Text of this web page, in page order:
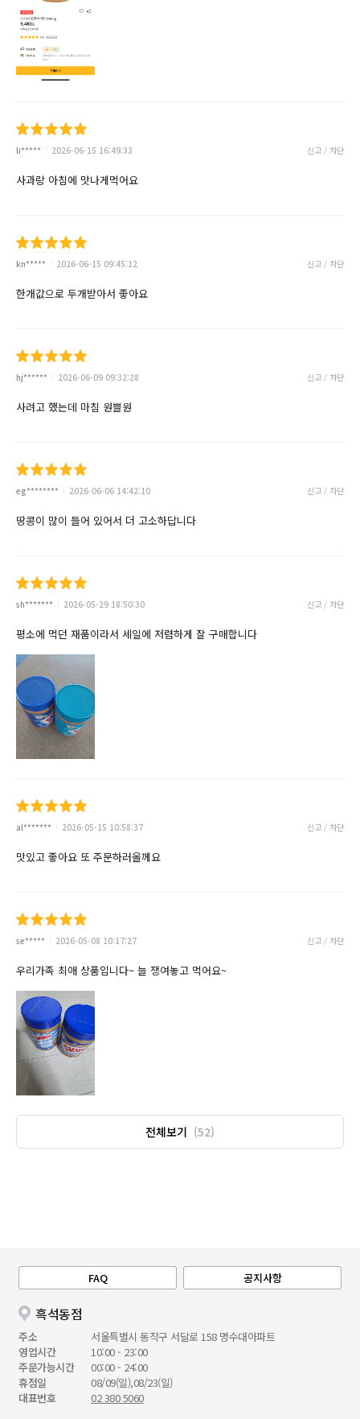
li***** 2026-06-15 16:49:33 신고 / 차단
사과랑 아침에 맛나게먹어요
kn***** 2026-06-15 09:45:12 신고 / 차단
한개값으로 두개받아서 좋아요
hj****** 2026-06-09 09:32:28 신고 / 차단
사려고 했는데 마침 원쁠원
eg******** 2026-06-06 14:42:10 신고 / 차단
땅콩이 많이 들어 있어서 더 고소하답니다
sh******* 2026-05-29 18:50:30 신고 / 차단
평소에 먹던 재품이라서 세일에 저렴하게 잘 구매합니다
al******* 2026-05-15 10:58:37 신고 / 차단
맛있고 좋아요 또 주문하러올께요
se***** 2026-05-08 10:17:27 신고 / 차단
우리가족 최애 상품입니다~ 늘 쟁여놓고 먹어요~
전체보기 (52)
FAQ 공지사항
흑석동점
주소
서울특별시 동작구 서달로 158 명수대아파트
영업시간
10:00 - 23:00
주문가능시간
00:00 - 24:00
휴점일
08/09(일),08/23(일)
대표번호
02 380 5060